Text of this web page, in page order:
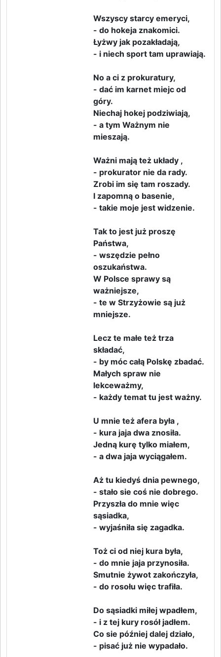
Wszyscy starcy emeryci,
- do hokeja znakomici.
Łyżwy jak pozakładają,
- i niech sport tam uprawiają.
No a ci z prokuratury,
- dać im karnet miejc od
góry.
Niechaj hokej podziwiają,
- a tym Ważnym nie
mieszają.
Ważni mają też układy ,
- prokurator nie da rady.
Zrobi im się tam roszady.
I zapomną o basenie,
- takie moje jest widzenie.
Tak to jest już proszę
Państwa,
- wszędzie pełno
oszukaństwa.
W Polsce sprawy są
ważniejsze,
- te w Strzyżowie są już
mniejsze.
Lecz te małe też trza
składać,
- by móc całą Polskę zbadać.
Małych spraw nie
lekceważmy,
- każdy temat tu jest ważny.
U mnie też afera była ,
- kura jaja dwa znosiła.
Jedną kurę tylko miałem,
- a dwa jaja wyciągałem.
Aż tu kiedyś dnia pewnego,
- stało sie coś nie dobrego.
Przyszła do mnie więc
sąsiadka,
- wyjaśniła się zagadka.
Toż ci od niej kura była,
- do mnie jaja przynosiła.
Smutnie żywot zakończyła,
- do rosołu więc trafiła.
Do sąsiadki miłej wpadłem,
- i z tej kury rosół jadłem.
Co sie później dalej działo,
- pisać już nie wypadało.